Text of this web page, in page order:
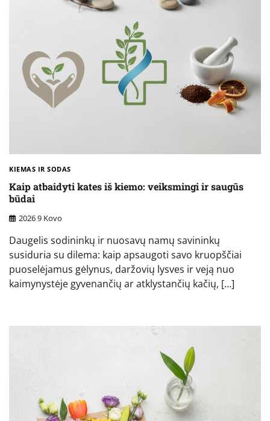
KIEMAS IR SODAS
Kaip atbaidyti kates iš kiemo: veiksmingi ir saugūs
būdai
2026 9 Kovo
Daugelis sodininkų ir nuosavų namų savininkų
susiduria su dilema: kaip apsaugoti savo kruopščiai
puoselėjamus gėlynus, daržovių lysves ir veją nuo
kaimynystėje gyvenančių ar atklystančių kačių, […]